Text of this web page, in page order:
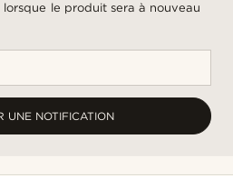
le produit sera à nouveau
UNE NOTIFICATION